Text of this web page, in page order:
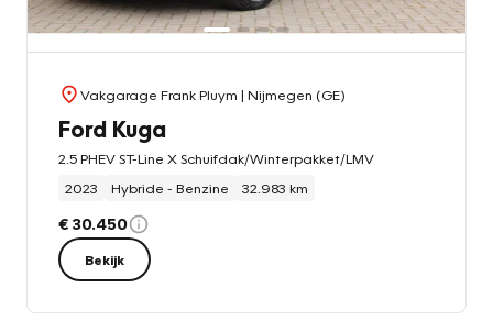
Vakgarage Frank Pluym | Nijmegen (GE)
Ford Kuga
2.5 PHEV ST-Line X Schuifdak/Winterpakket/LMV
2023
Hybride - Benzine 32.983 km
€ 30.450
Bekijk